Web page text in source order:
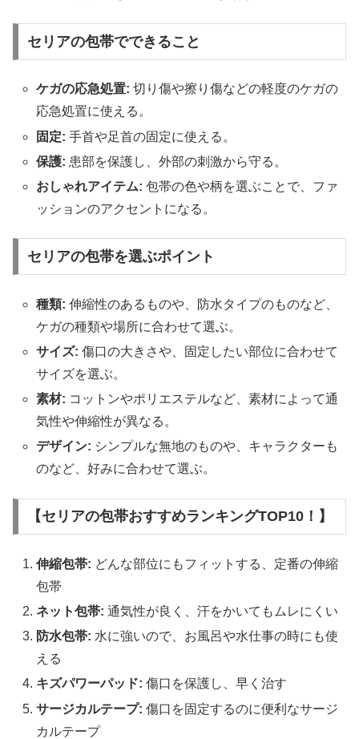
セリアの包帯でできること
ケガの応急処置: 切り傷や擦り傷などの軽度のケガの
応急処置に使える。
固定: 手首や足首の固定に使える。
保護: 患部を保護し、外部の刺激から守る。
おしゃれアイテム: 包帯の色や柄を選ぶことで、ファ
ッションのアクセントになる。
セリアの包帯を選ぶポイント
種類: 伸縮性のあるものや、防水タイプのものなど、
ケガの種類や場所に合わせて選ぶ。
サイズ: 傷口の大きさや、固定したい部位に合わせて
サイズを選ぶ。
素材: コットンやポリエステルなど、素材によって通
気性や伸縮性が異なる。
デザイン: シンプルな無地のものや、キャラクターも
のなど、好みに合わせて選ぶ。
【セリアの包帯おすすめランキングTOP10！】
伸縮包帯: どんな部位にもフィットする、定番の伸縮
包帯
ネット包帯: 通気性が良く、汗をかいてもムレにくい
防水包帯: 水に強いので、お風呂や水仕事の時にも使
える
キズパワーパッド: 傷口を保護し、早く治す
サージカルテープ: 傷口を固定するのに便利なサージ
カルテープ